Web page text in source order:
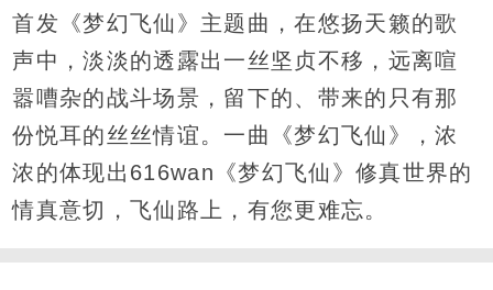
首发《梦幻飞仙》主题曲，在悠扬天籁的歌
声中，淡淡的透露出一丝坚贞不移，远离喧
嚣嘈杂的战斗场景，留下的、带来的只有那
份悦耳的丝丝情谊。一曲《梦幻飞仙》，浓
浓的体现出616wan《梦幻飞仙》修真世界的
情真意切，飞仙路上，有您更难忘。